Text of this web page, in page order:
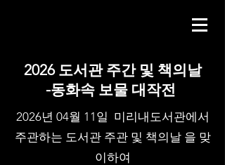
2026 도서관 주간 및 책의날
​-동화속 보물 대작전
2026년 04월 11일 미리내도서관에서
주관하는 도서관 주관 및 책의날 을 맞
이하여